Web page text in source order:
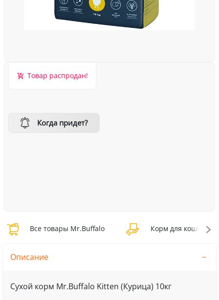
Товар распродан!
Когда придет?
Все товары Mr.Buffalo Корм для кошек
Описание
Сухой корм Mr.Buffalo Kitten (Курица) 10кг